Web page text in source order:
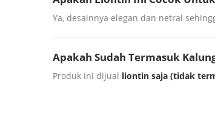
Ya, desainnya elegan dan netral
Apakah Sudah Termasuk
Produk ini dijual liontin saja (tidak